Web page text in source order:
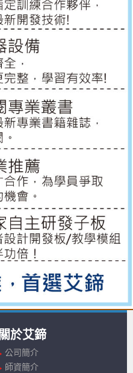
關於艾鍗
公司簡介
師資簡介